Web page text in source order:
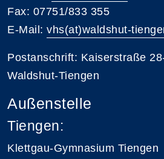
Fax: 07751/833 355
E-Mail: vhs(at)waldshut-
Postanschrift: Kaiserstraße
Waldshut-Tiengen
Außenstelle
Tiengen:
Klettgau-Gymnasium Tiengen